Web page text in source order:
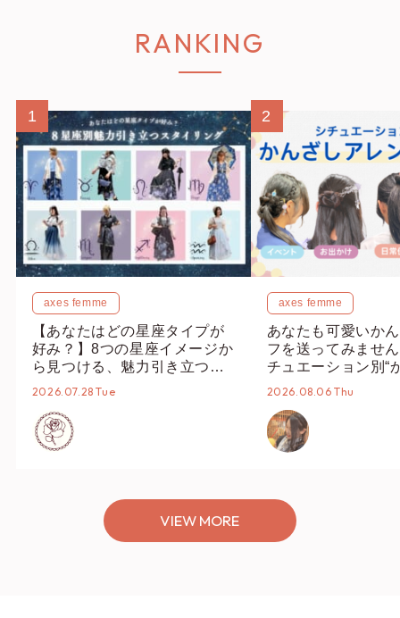
RANKING
1
axes femme
【あなたはどの星座タイプが
好み？】8つの星座イメージか
ら見つける、魅力引き立つス
タイリング♡
2026.07.28 Tue
2
axes femme
あなたも可愛いか
フを送ってみませ
チュエーション別“
オススメ【ショッ
2026.08.06 Thu
VIEW MORE